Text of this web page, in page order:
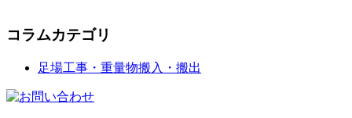
コラムカテゴリ
足場工事・重量物搬入・搬出